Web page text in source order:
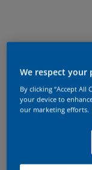
We respect your
By clicking “Accept
your device to
our marketing efforts.